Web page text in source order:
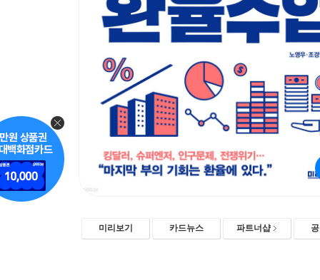
미리보기 카드뉴스 파트너샵